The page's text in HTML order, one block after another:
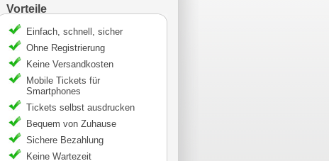
Vorteile
Einfach, schnell, sicher
Ohne Registrierung
Keine Versandkosten
Mobile Tickets für
Smartphones
Tickets selbst ausdrucken
Bequem von Zuhause
Sichere Bezahlung
Keine Wartezeit